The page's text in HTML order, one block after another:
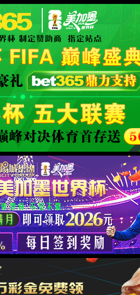
抱歉，出错啦！
Module Error
2后页面自动跳转 立即跳转